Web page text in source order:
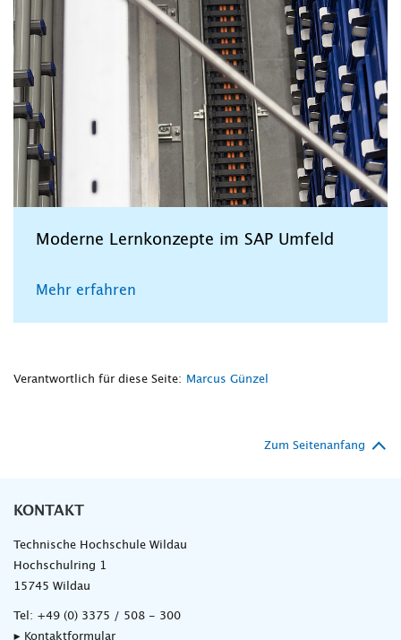
Moderne Lernkonzepte im SAP Umfeld
Mehr erfahren
Verantwortlich für diese Seite: Marcus Günzel
Zum Seitenanfang
KONTAKT
Technische Hochschule Wildau
Hochschulring 1
15745 Wildau
Tel: +49 (0) 3375 / 508 - 300
▸ Kontaktformular